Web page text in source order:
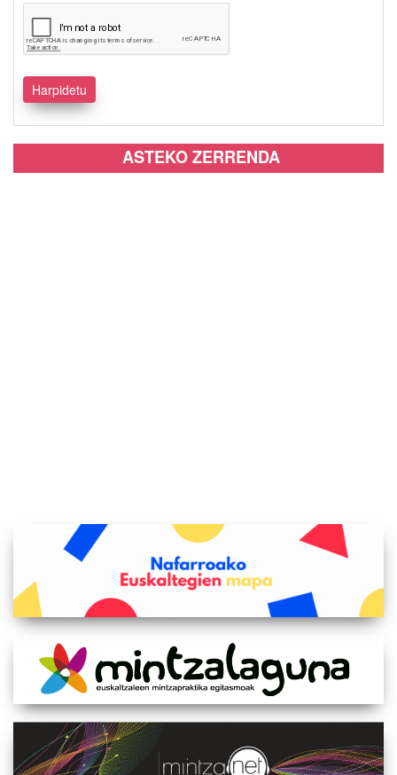
ASTEKO ZERRENDA